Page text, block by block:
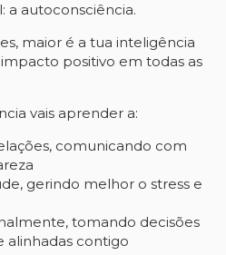
a autoconsciência.
maior é a tua inteligência
positivo em todas as
vais aprender a:
comunicando com
gerindo melhor o stress e
tomando decisões
alinhadas contigo